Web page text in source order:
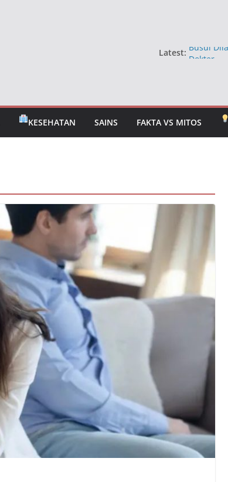
Latest: Busui
Mitos
Dokter
KESEHATAN SAINS FAKTA VS MITOS